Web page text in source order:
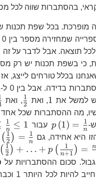
1
בהסתברות שווה לכל
מופרכת. בכל שפת
תוצאה. אבל לדבר על זה
כי בשפת תכנות יש רק
בין 0 ל-1 שאנחנו בכלל טורחים
בדידה. אבל בין 0 ל-1
למשל את
1
1, ואת 2
1 , ואת
מה ההסתברות שכל
{n}
p (1) = n
1 עבור
n
1 ≤ 1
היא אחידה, גם
( 2
1 ) = n
1
( 2
1 ) + … + p ( n+1
1 ) = n
סכום ההסתברויות על
האפשריות